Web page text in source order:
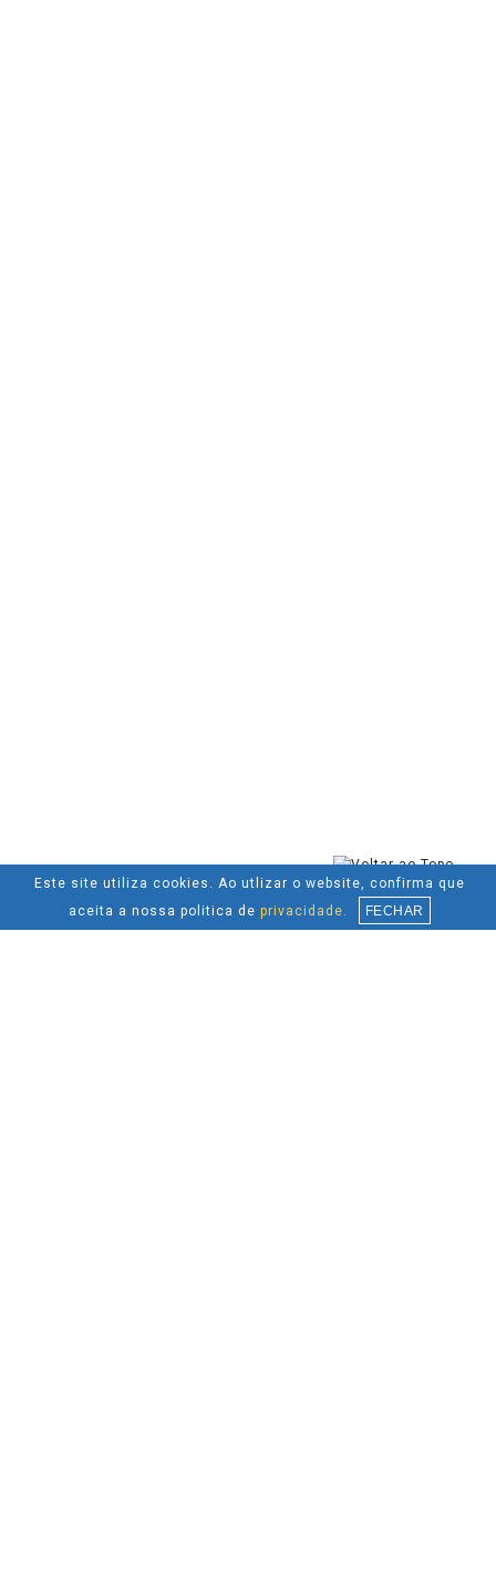
Este site utiliza cookies. Ao utlizar o website, confirma que
aceita a nossa politica de privacidade. FECHAR